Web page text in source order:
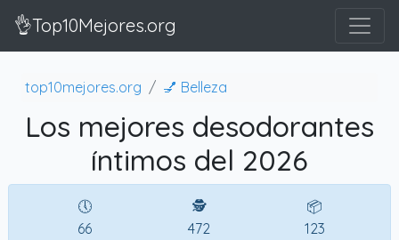
👌Top10Mejores.org
top10mejores.org 💅 Belleza
Los mejores desodorantes
íntimos del 2026
🕔
66
🕵
472
📦
123